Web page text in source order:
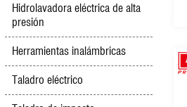
Hidrolavadora eléctrica de alta
presión
Herramientas inalámbricas
Taladro eléctrico